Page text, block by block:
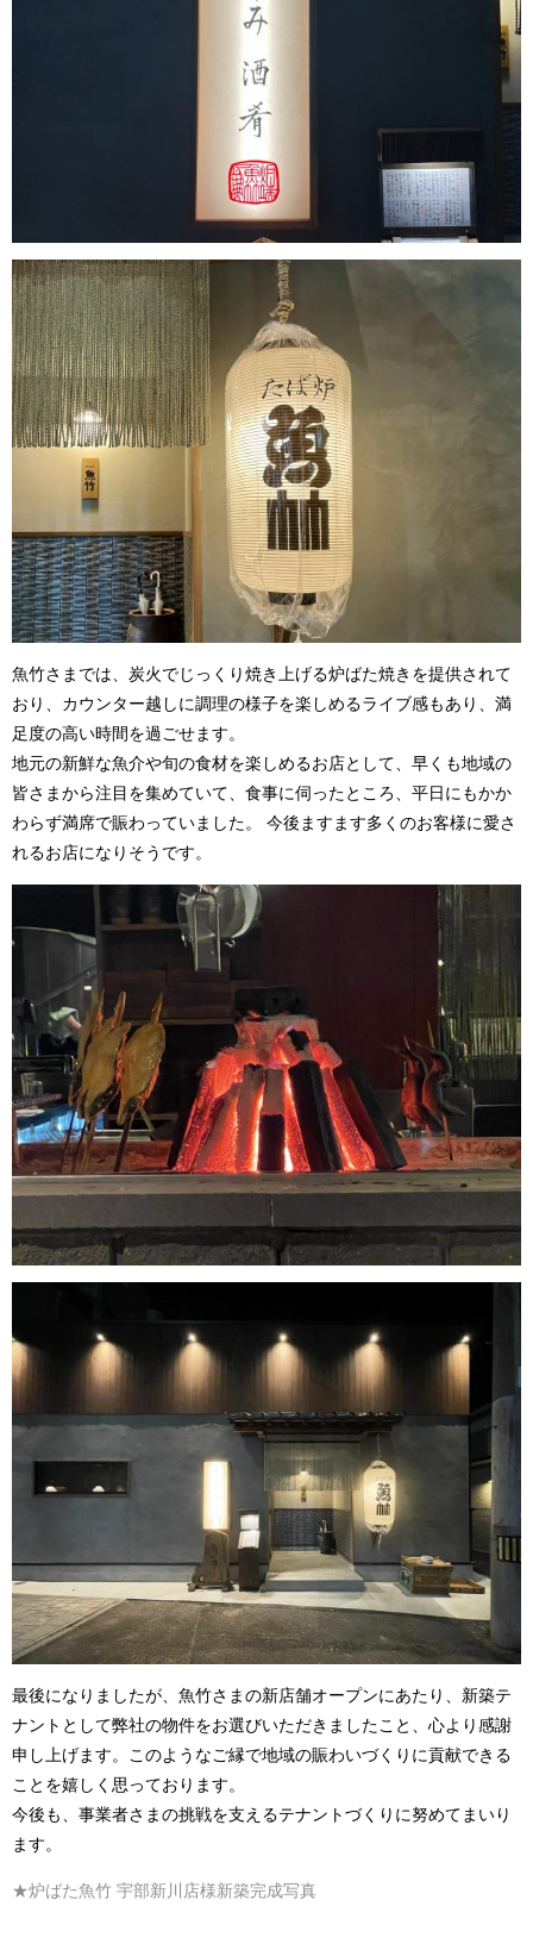
魚竹さまでは、炭火でじっくり焼き上げる炉ばた焼きを提供されて
おり、 カウンター越しに調理の様子を楽しめるライブ感もあり、満
足度の高い時間を過ごせます。
地元の新鮮な魚介や旬の食材を楽しめるお店として、早くも地域の
皆さまから注目を集めていて、食事に伺ったところ、平日にもかか
わらず満席で賑わっていました。
今後ますます多くのお客様に愛さ
れるお店になりそうです。
最後になりましたが、魚竹さまの新店舗オープンにあたり、新築テ
ナントとして弊社の物件をお選びいただきましたこと、心より感謝
申し上げます。このようなご縁で地域の賑わいづくりに貢献できる
ことを嬉しく思っております。
今後も、事業者さまの挑戦を支えるテナントづくりに努めてまいり
ます。
★炉ばた魚竹 宇部新川店様新築完成写真